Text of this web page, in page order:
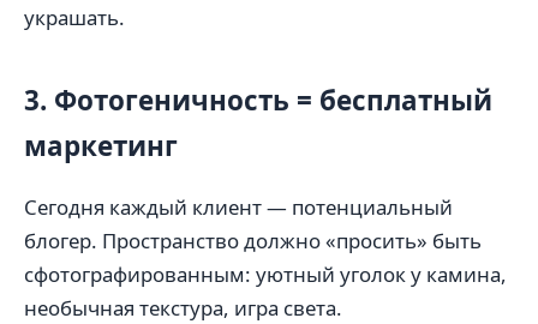
украшать.
3. Фотогеничность = бесплатный
маркетинг
Сегодня каждый клиент — потенциальный
блогер. Пространство должно «просить» быть
сфотографированным: уютный уголок у камина,
необычная текстура, игра света.